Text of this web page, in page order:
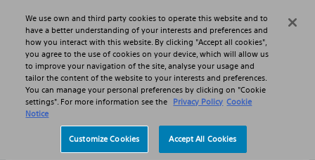
MENU
Haftungsausschluss
Willkommen auf unserer Website. Indem Sie auf die
Schaltfläche unten klicken, akzeptieren Sie Folgendes:
Häufig gestellte Fragen
Hier finden Sie Antworten auf Fragen zu SCS und RF, die uns
We use own and third party cookies to operate this website and to
have a better understanding of your interests and preferences and
how you interact with this website. By clicking "Accept all cookies",
you agree to the use of cookies on your device, which will allow us
to improve your navigation of the site, analyse your usage and
tailor the content of the website to your interests and preferences.
You can manage your personal preferences by clicking on "Cookie
settings". For more information see the Privacy Policy Cookie
Notice
Customize Cookies Accept All Cookies